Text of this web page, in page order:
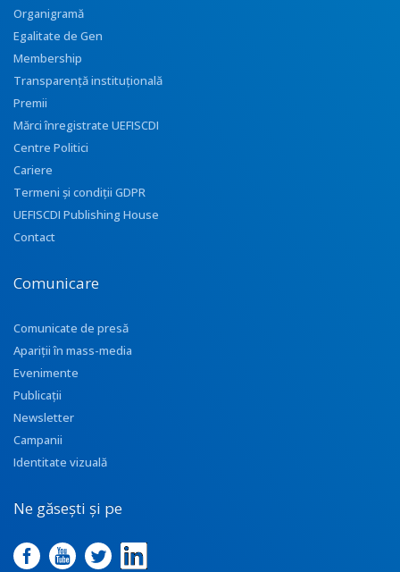
Organigramă
Egalitate de Gen
Membership
Transparenţă instituţională
Premii
Mărci înregistrate UEFISCDI
Centre Politici
Cariere
Termeni și condiții GDPR
UEFISCDI Publishing House
Contact
Comunicare
Comunicate de presă
Apariţii în mass-media
Evenimente
Publicații
Newsletter
Campanii
Identitate vizuală
Ne găsești și pe